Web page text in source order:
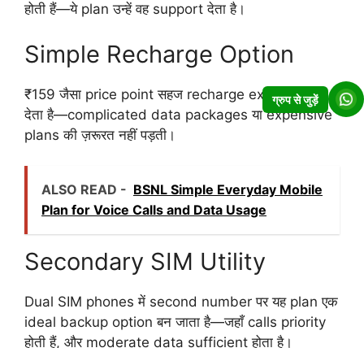
होती हैं—ये plan उन्हें वह support देता है।
Simple Recharge Option
₹159 जैसा price point सहज recharge experience
देता है—complicated data packages या expensive
plans की ज़रूरत नहीं पड़ती।
ALSO READ - BSNL Simple Everyday Mobile
Plan for Voice Calls and Data Usage
Secondary SIM Utility
Dual SIM phones में second number पर यह plan एक
ideal backup option बन जाता है—जहाँ calls priority
होती हैं, और moderate data sufficient होता है।
ग्रुप से जुड़ें